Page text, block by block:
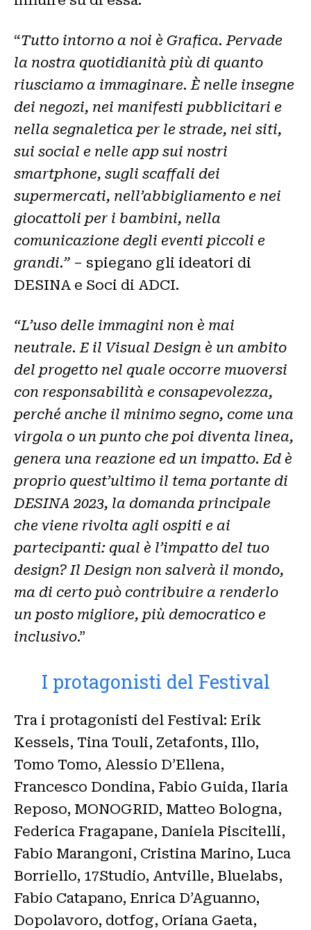
“Tutto intorno a noi è Grafica. Pervade
la nostra quotidianità più di quanto
riusciamo a immaginare. È nelle insegne
dei negozi, nei manifesti pubblicitari e
nella segnaletica per le strade, nei siti,
sui social e nelle app sui nostri
smartphone, sugli scaffali dei
supermercati, nell’abbigliamento e nei
giocattoli per i bambini, nella
comunicazione degli eventi piccoli e
grandi.” – spiegano gli ideatori di
DESINA e Soci di ADCI.
“L’uso delle immagini non è mai
neutrale. E il Visual Design è un ambito
del progetto nel quale occorre muoversi
con responsabilità e consapevolezza,
perché anche il minimo segno, come una
virgola o un punto che poi diventa linea,
genera una reazione ed un impatto. Ed è
proprio quest’ultimo il tema portante di
DESINA 2023, la domanda principale
che viene rivolta agli ospiti e ai
partecipanti: qual è l’impatto del tuo
design? Il Design non salverà il mondo,
ma di certo può contribuire a renderlo
un posto migliore, più democratico e
inclusivo.”
I protagonisti del Festival
Tra i protagonisti del Festival: Erik
Kessels, Tina Touli, Zetafonts, Illo,
Tomo Tomo, Alessio D’Ellena,
Francesco Dondina, Fabio Guida, Ilaria
Reposo, MONOGRID, Matteo Bologna,
Federica Fragapane, Daniela Piscitelli,
Fabio Marangoni, Cristina Marino, Luca
Borriello, 17Studio, Antville, Bluelabs,
Fabio Catapano, Enrica D’Aguanno,
Dopolavoro, dotfog, Oriana Gaeta,